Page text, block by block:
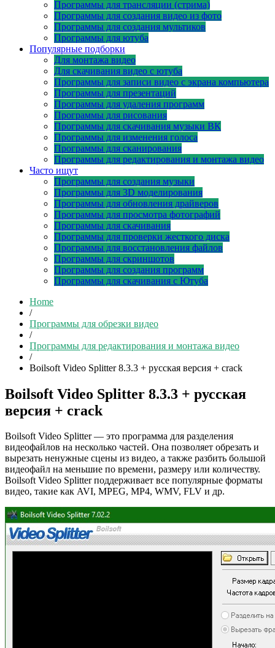
Программы для трансляции (стрима)
Программы для создания видео из фото
Программы для создания мультиков
Программы для ютуба
Популярные подборки
Для монтажа видео
Для скачивания видео с ютуба
Программы для записи видео с экрана компьютера
Программы для презентаций
Программы для удаления программ
Программы для рисования
Программы для скачивания музыки ВК
Программы для изменения голоса
Программы для сканирования
Программы для редактирования и монтажа видео
Часто ищут
Программы для создания музыки
Программы для 3D моделирования
Программы для обновления драйверов
Программы для просмотра фотографий
Программы для скачивания
Программы для проверки жесткого диска
Программы для восстановления файлов
Программы для скриншотов
Программы для создания программ
Программы для скачивания с Ютуба
Home
/
Программы для обрезки видео
/
Программы для редактирования и монтажа видео
/
Boilsoft Video Splitter 8.3.3 + русская версия + crack
Boilsoft Video Splitter 8.3.3 + русская
версия + crack
Boilsoft Video Splitter — это программа для разделения
видеофайлов на несколько частей. Она позволяет обрезать и
вырезать ненужные сцены из видео, а также разбить большой
видеофайл на меньшие по времени, размеру или количеству.
Boilsoft Video Splitter поддерживает все популярные форматы
видео, такие как AVI, MPEG, MP4, WMV, FLV и др.